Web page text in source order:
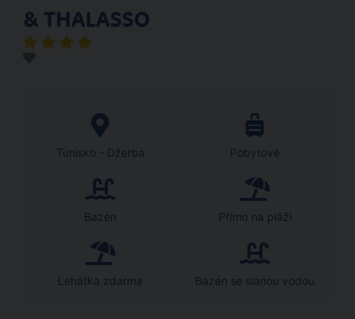
& THALASSO
Tunisko - Džerba Pobytové
Bazén Přímo na pláži
Lehátka zdarma Bazén se slanou vodou